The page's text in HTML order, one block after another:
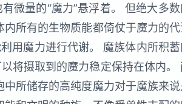
微量的“魔力”悬浮着。 但绝大多
所有的生物质能都倚仗于魔力的代
用魔力进行代谢。 魔族体内所积
将摄取到的魔力稳定保持在体内。
所储存的高纯度魔力对于魔族来